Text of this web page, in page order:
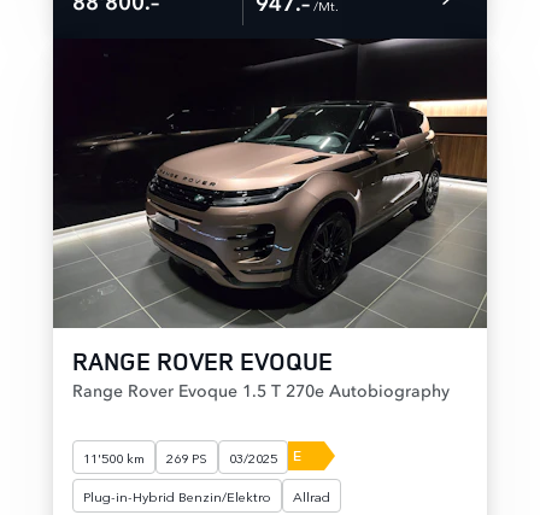
947.– /Mt.
RANGE ROVER EVOQUE
Range Rover Evoque 1.5 T 270e Autobiography
11'500 km 269 PS 03/2025 E
Plug-in-Hybrid Benzin/Elektro
Allrad